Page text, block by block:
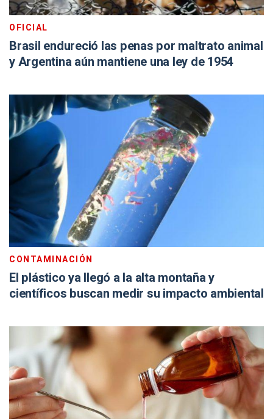
OFICIAL
Brasil endureció las penas por maltrato animal
y Argentina aún mantiene una ley de 1954
CONTAMINACIÓN
El plástico ya llegó a la alta montaña y
científicos buscan medir su impacto ambiental